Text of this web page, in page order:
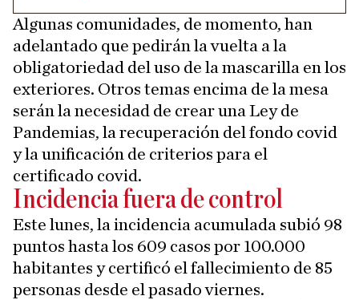
Algunas comunidades, de momento, han
adelantado que pedirán la vuelta a la
obligatoriedad del uso de la mascarilla en los
exteriores. Otros temas encima de la mesa
serán la necesidad de crear una Ley de
Pandemias, la recuperación del fondo covid
y la unificación de criterios para el
certificado covid.
Incidencia fuera de control
Este lunes, la incidencia acumulada subió 98
puntos hasta los 609 casos por 100.000
habitantes y certificó el fallecimiento de 85
personas desde el pasado viernes.